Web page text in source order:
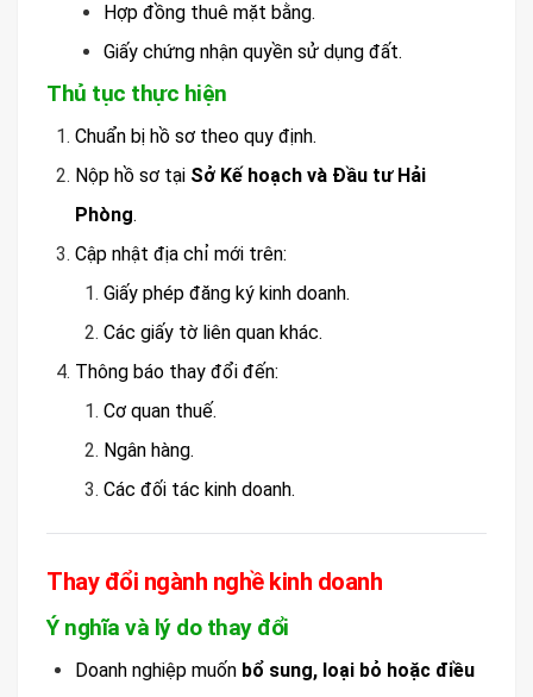
Hợp đồng thuê mặt bằng.
Giấy chứng nhận quyền sử dụng đất.
Thủ tục thực hiện
Chuẩn bị hồ sơ theo quy định.
Nộp hồ sơ tại Sở Kế hoạch và Đầu tư Hải
Phòng.
Cập nhật địa chỉ mới trên:
Giấy phép đăng ký kinh doanh.
Các giấy tờ liên quan khác.
Thông báo thay đổi đến:
Cơ quan thuế.
Ngân hàng.
Các đối tác kinh doanh.
Thay đổi ngành nghề kinh doanh
Ý nghĩa và lý do thay đổi
Doanh nghiệp muốn bổ sung, loại bỏ hoặc điều